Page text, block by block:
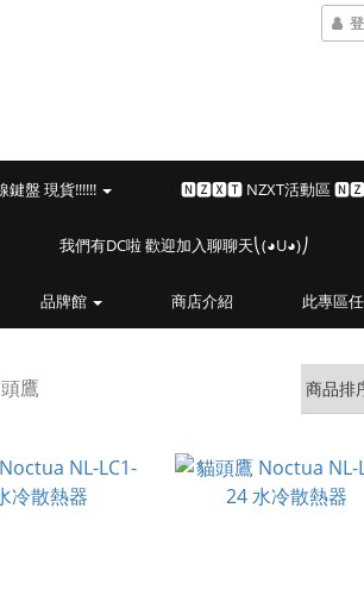
鍵盤 現貨!!!!!! 🅽🆉🆇🆃 NZXT活動區
我們有DC啦 歡迎加入聊聊天⎝(◕U◕)⎠
品牌館 商店介紹 此專區
鷹